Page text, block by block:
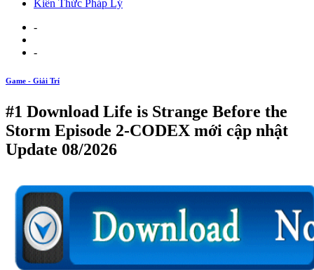
Kiến Thức Pháp Lý
-
-
Game - Giải Trí
#1 Download Life is Strange Before the
Storm Episode 2-CODEX mới cập nhật
Update 08/2026